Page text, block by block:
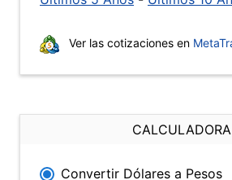
Ver las cotizaciones en
CALCULADORA
Convertir Dólares a Pesos